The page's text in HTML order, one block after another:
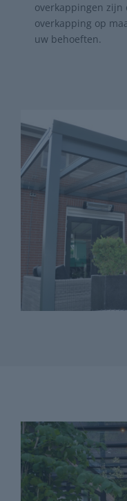
overkappingen zijn
overkapping op
uw behoeften.